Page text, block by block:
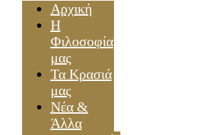
Αρχική
Η
Φιλοσοφία
μας
Τα Κρασιά
μας
Νέα &
Άλλα